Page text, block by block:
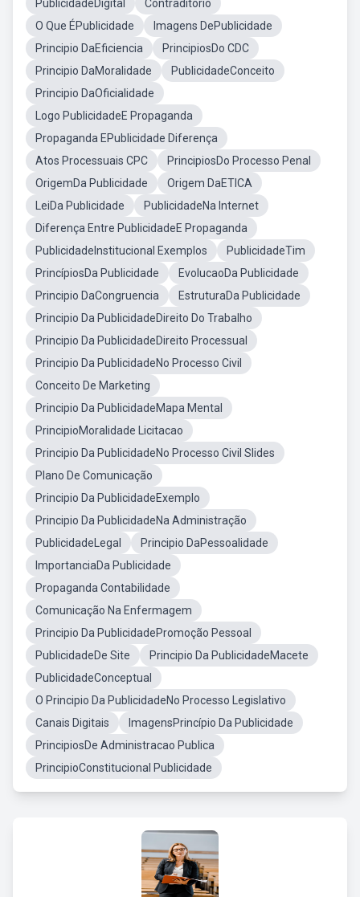
PublicidadeDigital
Contraditorio
O Que ÉPublicidade
Imagens DePublicidade
Principio DaEficiencia
PrincipiosDo CDC
Principio DaMoralidade
PublicidadeConceito
Principio DaOficialidade
Logo PublicidadeE Propaganda
Propaganda EPublicidade Diferença
Atos Processuais CPC
PrincipiosDo Processo Penal
OrigemDa Publicidade
Origem DaETICA
LeiDa Publicidade
PublicidadeNa Internet
Diferença Entre PublicidadeE Propaganda
PublicidadeInstitucional Exemplos
PublicidadeTim
PrincípiosDa Publicidade
EvolucaoDa Publicidade
Principio DaCongruencia
EstruturaDa Publicidade
Principio Da PublicidadeDireito Do Trabalho
Principio Da PublicidadeDireito Processual
Principio Da PublicidadeNo Processo Civil
Conceito De Marketing
Principio Da PublicidadeMapa Mental
PrincipioMoralidade Licitacao
Principio Da PublicidadeNo Processo Civil Slides
Plano De Comunicação
Principio Da PublicidadeExemplo
Principio Da PublicidadeNa Administração
PublicidadeLegal
Principio DaPessoalidade
ImportanciaDa Publicidade
Propaganda Contabilidade
Comunicação Na Enfermagem
Principio Da PublicidadePromoção Pessoal
PublicidadeDe Site
Principio Da PublicidadeMacete
PublicidadeConceptual
O Principio Da PublicidadeNo Processo Legislativo
Canais Digitais
ImagensPrincípio Da Publicidade
PrincipiosDe Administracao Publica
PrincipioConstitucional Publicidade